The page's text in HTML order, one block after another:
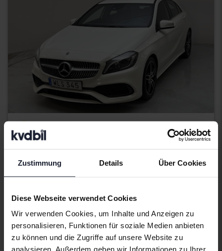
Zustimmung Details Über Cookies
Diese Webseite verwendet Cookies
Wir verwenden Cookies, um Inhalte und Anzeigen zu
personalisieren, Funktionen für soziale Medien anbieten
zu können und die Zugriffe auf unsere Website zu
analysieren. Außerdem geben wir Informationen zu Ihrer
Zertifiziert
Mercedes A-Klass
A 200 d 5dr W176
89 670 Kilometer
Direkt kaufen
Mit Finanzierung 1 617 SEK/Monat
Aug. 12 4 Gebote